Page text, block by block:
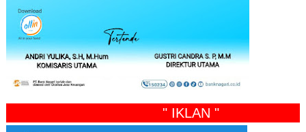
" IKLAN "